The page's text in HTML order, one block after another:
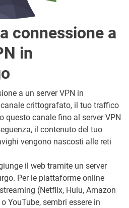
connessione a
in
a un server VPN in
crittografato, il tuo traffico
questo canale fino al server VPN
il contenuto del tuo
vengono nascosti alle reti
il web tramite un server
Per le piattaforme online
(Netflix, Hulu, Amazon
YouTube, sembri essere in